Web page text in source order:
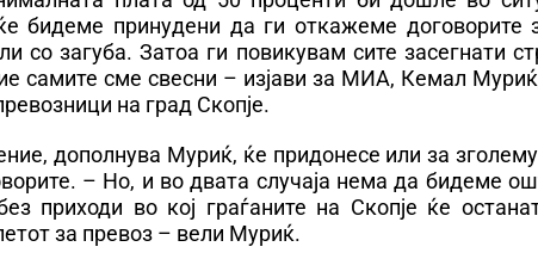
бидеме принудени да ги откажеме договорите
со загуба. Затоа ги повикувам сите засегнати
самите сме свесни – изјави за МИА, Кемал
на град Скопје.
дополнува Муриќ, ќе придонесе или за
– Но, и во двата случаја нема да бидеме
приходи во кој граѓаните на Скопје ќе
за превоз – вели Муриќ.